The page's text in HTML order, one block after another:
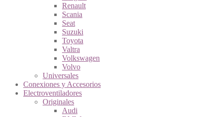
Renault
Scania
Seat
Suzuki
Toyota
Valtra
Volkswagen
Volvo
Universales
Conexiones y Accesorios
Electroventiladores
Originales
Audi